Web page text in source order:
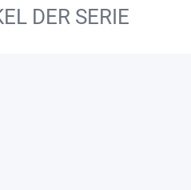
DER SERIE